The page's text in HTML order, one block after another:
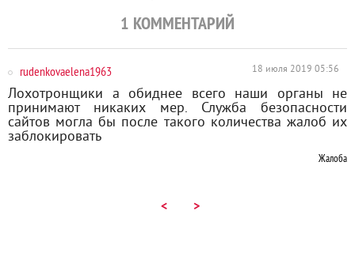
1 КОММЕНТАРИЙ
rudenkovaelena1963 18 июля 2019 05:56
Лохотронщики а обиднее всего наши органы не
принимают никаких мер. Служба безопасности
сайтов могла бы после такого количества жалоб их
заблокировать
Жалоба
< >